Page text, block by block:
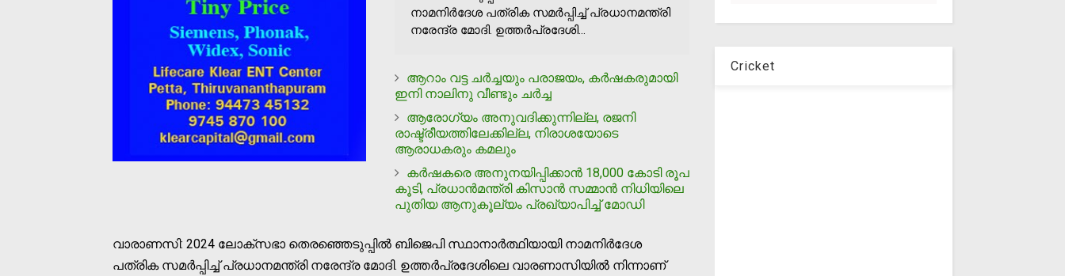
നാമനിര്‍ദേശ പത്രിക സമര്‍പ്പിച്ച് പ്രധാനമന്ത്രി
നരേന്ദ്ര മോദി. ഉത്തര്‍പ്രദേശി...
ആറാം വട്ട ചര്‍ച്ചയും പരാജയം, കര്‍ഷകരുമായി
ഇനി നാലിനു വീണ്ടും ചര്‍ച്ച
ആരോഗ്യം അനുവദിക്കുന്നില്ല, രജനി
രാഷ്ട്രീയത്തിലേക്കില്ല, നിരാശയോടെ
ആരാധകരും കമലും
കര്‍ഷകരെ അനുനയിപ്പിക്കാന്‍ 18,000 കോടി രൂപ
കൂടി, പ്രധാന്‍മന്ത്രി കിസാന്‍ സമ്മാന്‍ നിധിയിലെ
പുതിയ ആനുകൂല്യം പ്രഖ്യാപിച്ച് മോഡി
വാരാണസി: 2024 ലോക്സഭാ തെരഞ്ഞെടുപ്പില്‍ ബിജെപി സ്ഥാനാര്‍ത്ഥിയായി നാമനിര്‍ദേശ
പത്രിക സമര്‍പ്പിച്ച് പ്രധാനമന്ത്രി നരേന്ദ്ര മോദി. ഉത്തര്‍പ്രദേശിലെ വാരണാസിയില്‍ നിന്നാണ്
Cricket